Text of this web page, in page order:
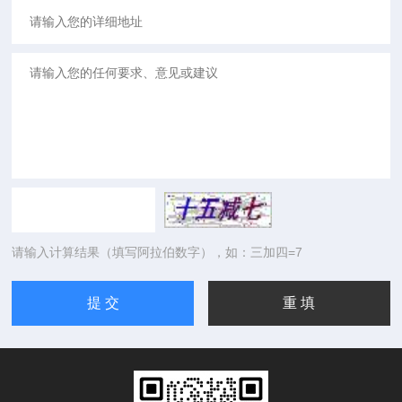
请输入计算结果（填写阿拉伯数字），如：三加四=7